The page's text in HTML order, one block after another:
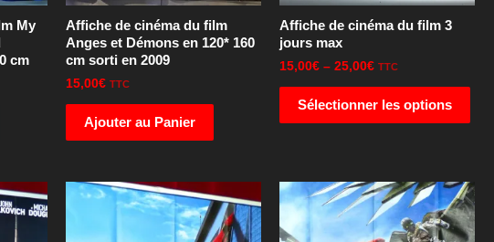
My
cm
Affiche de cinéma du film
Anges et Démons en 120* 160
cm sorti en 2009
15,00€ TTC
Ajouter au Panier
Affiche de cinéma du film 3
jours max
15,00€– 25,00€ TTC
Sélectionner les options